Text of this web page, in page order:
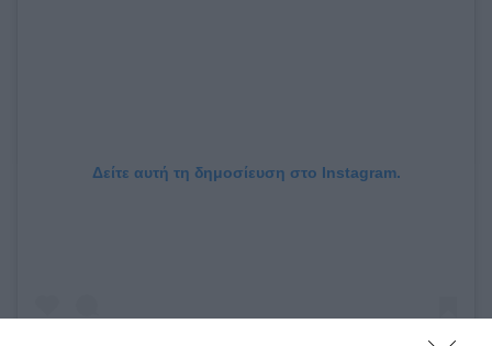
Δείτε αυτή τη δημοσίευση στο Instagram.